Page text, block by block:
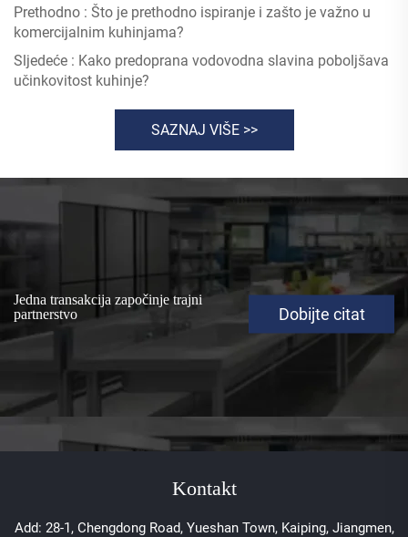
Prethodno : Što je prethodno ispiranje i zašto je važno u
komercijalnim kuhinjama?
Sljedeće : Kako predoprana vodovodna slavina poboljšava
učinkovitost kuhinje?
SAZNAJ VIŠE >>
Jedna transakcija započinje trajni
partnerstvo
Dobijte citat
Kontakt
Add: 28-1, Chengdong Road, Yueshan Town, Kaiping, Jiangmen,